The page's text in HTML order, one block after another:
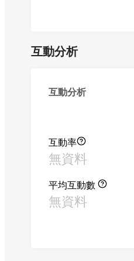
互動分析
互動分析
互動率
無資料
平均互動數
無資料